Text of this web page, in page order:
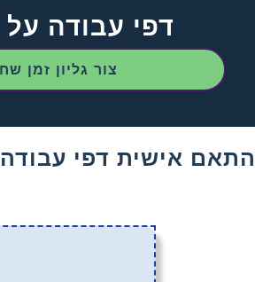
דפי עבודה
צור גליון זמן
התאם אישית דפי